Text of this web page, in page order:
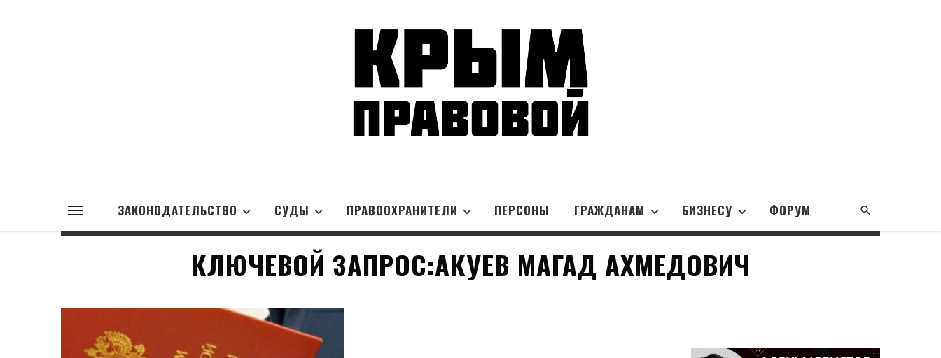
ЗАКОНОДАТЕЛЬСТВО СУДЫ ПРАВООХРАНИТЕЛИ ПЕРСОНЫ ГРАЖДАНАМ БИЗНЕСУ ФОРУМ
КЛЮЧЕВОЙ ЗАПРОС:АКУЕВ МАГАД АХМЕДОВИЧ